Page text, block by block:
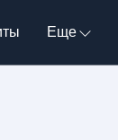
Еще